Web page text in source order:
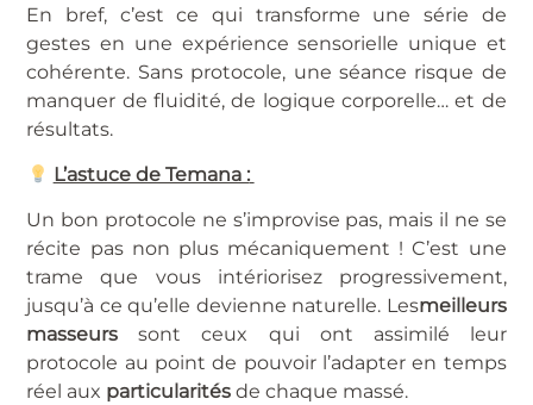
En bref, c’est ce qui transforme une série de
gestes en une expérience sensorielle unique et
cohérente. Sans protocole, une séance risque de
manquer de fluidité, de logique corporelle… et de
résultats.
L’astuce de Temana :
Un bon protocole ne s’improvise pas, mais il ne se
récite pas non plus mécaniquement ! C’est une
trame que vous intériorisez progressivement,
jusqu’à ce qu’elle devienne naturelle. Lesmeilleurs
masseurs sont ceux qui ont assimilé leur
protocole au point de pouvoir l’adapter en temps
réel aux particularités de chaque massé.